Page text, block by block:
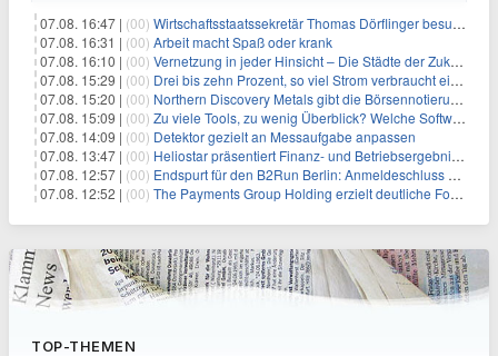
07.08. 16:47 | (00) Wirtschaftsstaatssekretär Thomas Dörflinger besucht Handwerksbetrieb im Kammerbezirk Freiburg
07.08. 16:31 | (00) Arbeit macht Spaß oder krank
07.08. 16:10 | (00) Vernetzung in jeder Hinsicht – Die Städte der Zukunft sind grün-blau
07.08. 15:29 | (00) Drei bis zehn Prozent, so viel Strom verbraucht ein Aufzug im Gebäude
07.08. 15:20 | (00) Northern Discovery Metals gibt die Börsennotierung an der Frankfurter Wertpapierbörse bekannt
07.08. 15:09 | (00) Zu viele Tools, zu wenig Überblick? Welche Software IT-Dienstleister wirklich brauchen
07.08. 14:09 | (00) Detektor gezielt an Messaufgabe anpassen
07.08. 13:47 | (00) Heliostar präsentiert Finanz- und Betriebsergebnis für das zweite Quartal 2026 mit Goldproduktion und Barreserven in Rekordhöhe
07.08. 12:57 | (00) Endspurt für den B2Run Berlin: Anmeldeschluss am 26. August
07.08. 12:52 | (00) The Payments Group Holding erzielt deutliche Fortschritte bei ihren AI-Projekten
TOP-THEMEN